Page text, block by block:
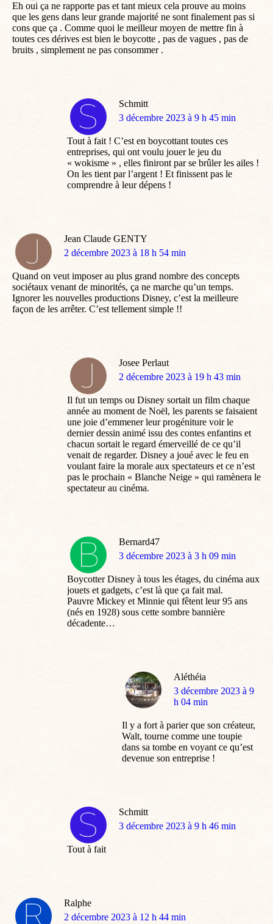
Eh oui ça ne rapporte pas et tant mieux cela prouve au moins
que les gens dans leur grande majorité ne sont finalement pas si
cons que ça . Comme quoi le meilleur moyen de mettre fin à
toutes ces dérives est bien le boycotte , pas de vagues , pas de
bruits , simplement ne pas consommer .
Schmitt
dit
3 décembre 2023 à 9 h 45 min
Tout à fait ! C’est en boycottant toutes ces
entreprises, qui ont voulu jouer le jeu du
« wokisme » , elles finiront par se brûler les ailes !
On les tient par l’argent ! Et finissent pas le
comprendre à leur dépens !
Jean Claude GENTY
dit
2 décembre 2023 à 18 h 54 min
Quand on veut imposer au plus grand nombre des concepts
sociétaux venant de minorités, ça ne marche qu’un temps.
Ignorer les nouvelles productions Disney, c’est la meilleure
façon de les arrêter. C’est tellement simple !!
Josee Perlaut
dit
2 décembre 2023 à 19 h 43 min
Il fut un temps ou Disney sortait un film chaque
année au moment de Noël, les parents se faisaient
une joie d’emmener leur progéniture voir le
dernier dessin animé issu des contes enfantins et
chacun sortait le regard émerveillé de ce qu’il
venait de regarder. Disney a joué avec le feu en
voulant faire la morale aux spectateurs et ce n’est
pas le prochain « Blanche Neige » qui ramènera le
spectateur au cinéma.
Bernard47
dit
3 décembre 2023 à 3 h 09 min
Boycotter Disney à tous les étages, du cinéma aux
jouets et gadgets, c’est là que ça fait mal.
Pauvre Mickey et Minnie qui fêtent leur 95 ans
(nés en 1928) sous cette sombre bannière
décadente…
Aléthéia
dit
:
3 décembre 2023 à 9
h 04 min
Il y a fort à parier que son créateur,
Walt, tourne comme une toupie
dans sa tombe en voyant ce qu’est
devenue son entreprise !
Schmitt
dit
3 décembre 2023 à 9 h 46 min
Tout à fait
Ralphe
dit
2 décembre 2023 à 12 h 44 min